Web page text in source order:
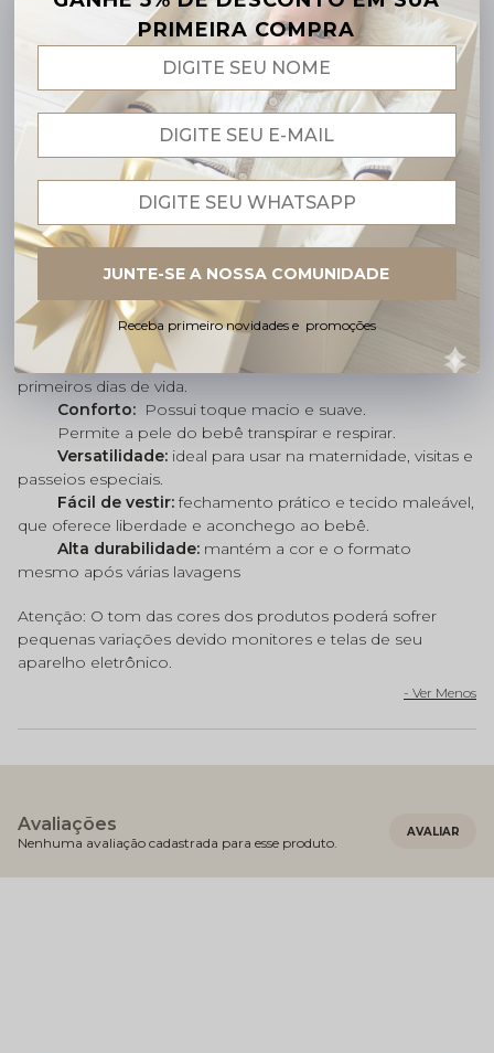
Esse produto é composto por:
01 Calça.
Ideal para ser usados com nossas mantas de tricô.
Tamanhos (vide Tabela de Tamanhos)
Tricô 50% algodão antialérgico (fio Seridó),
confeccionado em linha. Não utilizamos lã em nossos
produtos.
Benefícios do Tricô Amore:
· Segurança:
Linha antialérgica 50% algodão (Não é Lã).
Auxilia a regular a
temperatura do corpinho nos
primeiros dias de vida.
Conforto: Possui toque macio e suave.
Permite a pele do bebê transpirar e respirar.
Versatilidade: ideal para usar na maternidade, visitas e
passeios especiais.
Fácil de vestir: fechamento prático e tecido maleável,
que oferece liberdade e aconchego ao bebê.
Alta durabilidade: mantém a cor e o formato
mesmo após várias lavagens
Atenção: O tom das cores dos produtos poderá sofrer
pequenas variações devido monitores e telas de seu
aparelho eletrônico.
Avaliações
Nenhuma avaliação cadastrada para esse produto.
PRIMEIRA COMPRA
Receba primeiro novidades e promoções
JUNTE-SE A NOSSA COMUNIDADE